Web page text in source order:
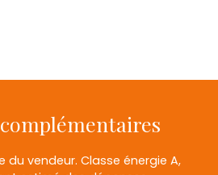
du vendeur. Classe énergie A,